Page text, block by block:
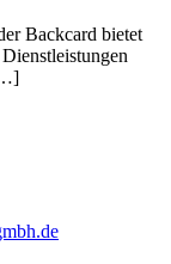
Backcard bietet